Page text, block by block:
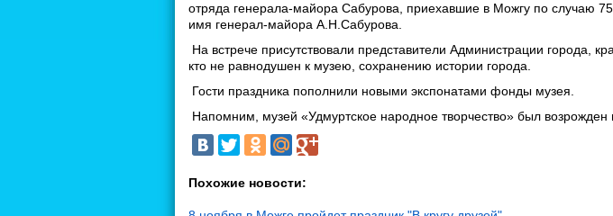
отряда генерала-майора Сабурова, приехавшие в Можгу по случаю
имя генерал-майора А.Н.Сабурова.
На встрече присутствовали представители Администрации города,
кто не равнодушен к музею, сохранению истории города.
Гости праздника пополнили новыми экспонатами фонды музея.
Напомним, музей «Удмуртское народное творчество» был возрожден
Похожие новости: